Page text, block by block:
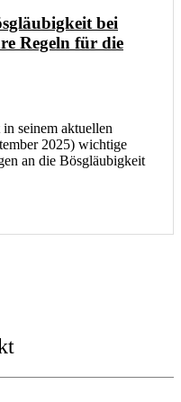
bei
Regeln für die
seinem aktuellen
2025) wichtige
an die Bösgläubigkeit